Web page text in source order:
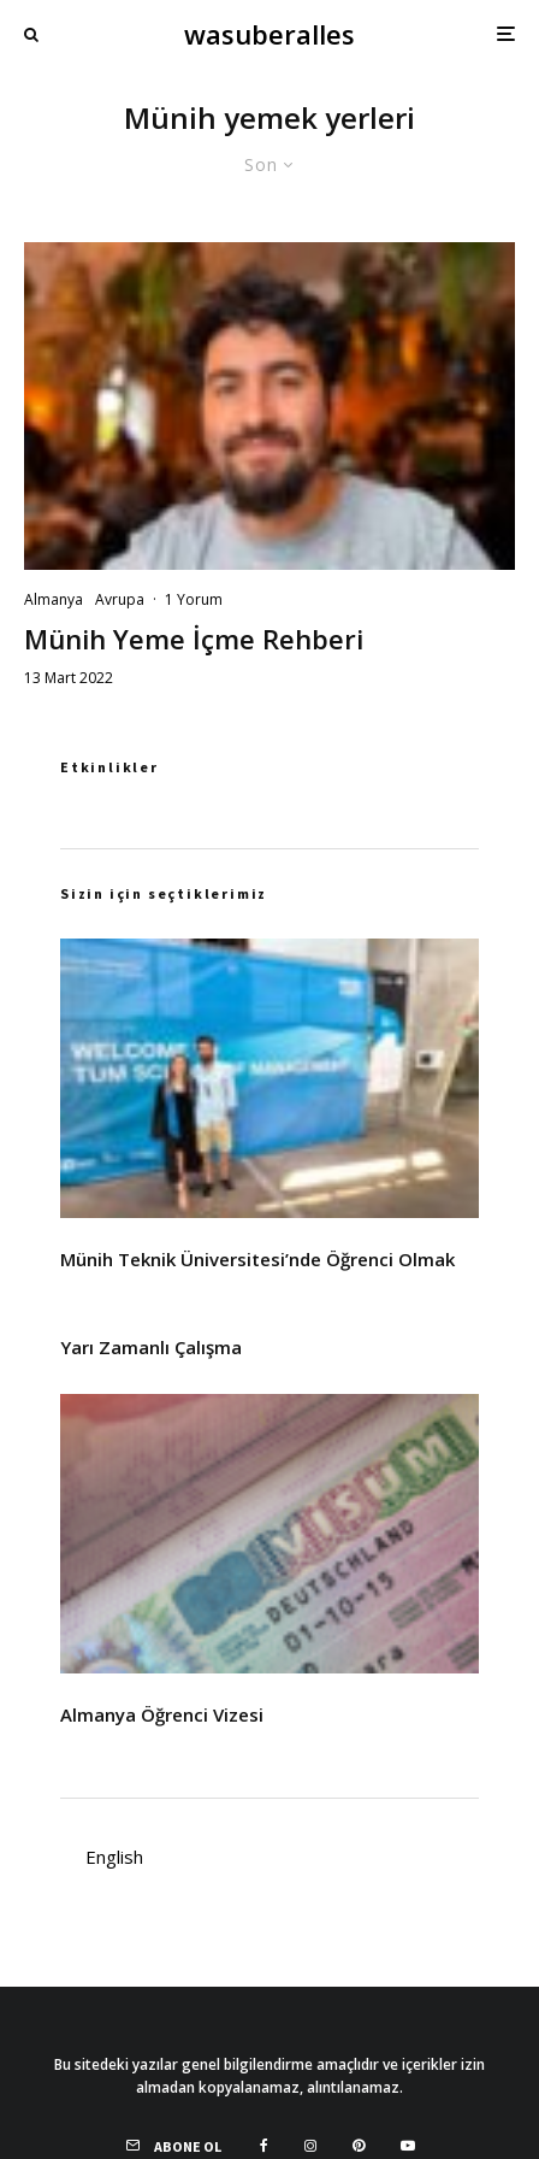
wasuberalles
Münih yemek yerleri
Son
Almanya Avrupa · 1 Yorum
Münih Yeme İçme Rehberi
13 Mart 2022
Etkinlikler
Sizin için seçtiklerimiz
Münih Teknik Üniversitesi’nde Öğrenci Olmak
Yarı Zamanlı Çalışma
Almanya Öğrenci Vizesi
English
Bu sitedeki yazılar genel bilgilendirme amaçlıdır ve içerikler izin
almadan kopyalanamaz, alıntılanamaz.
ABONE OL